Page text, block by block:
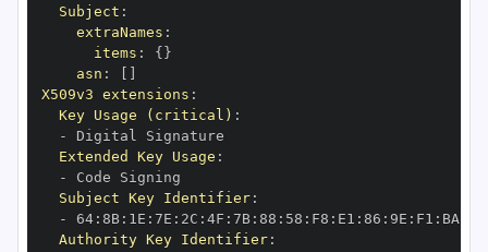
Subject :
extraNames :
items : { }
asn :
X509v3 extensions :
Key Usage (critical) :
-
Extended Key Usage :
-
Subject Key Identifier:
-
64: 8B: 1E : 7E : 2C : 4F : 7B: 88 : 58 : F8 : E1 : 86 : 9E : F1 : BA
Authority Key Identifier: